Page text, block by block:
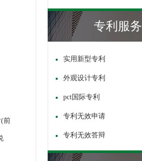
前
专利服务
实用新型专利
外观设计专利
pct国际专利
专利无效申请
专利无效答辩